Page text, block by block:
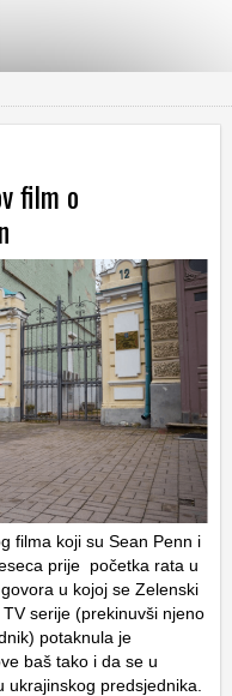
film o
filma koji su Sean Penn i
prije početka rata u
u kojoj se Zelenski
serije (prekinuvši njeno
potaknula je
baš tako i da se u
predsjednika.